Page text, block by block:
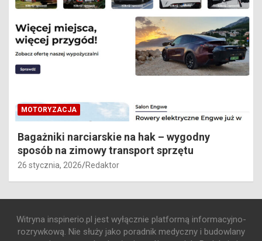
MOTORYZACJA
Bagażniki narciarskie na hak – wygodny
sposób na zimowy transport sprzętu
26 stycznia, 2026 Redaktor
Witryna inspinerio.pl jest wyłącznie platformą informacyjno-
rozrywkową. Nie służy jako poradnik medyczny i budowlany